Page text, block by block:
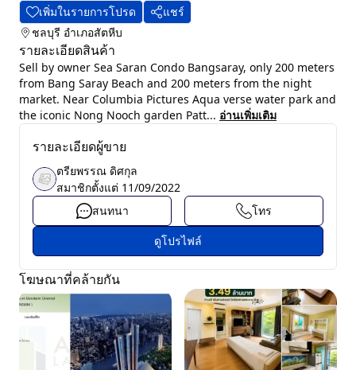
เพิ่มในรายการโปรด
แชร์
ชลบุรี อำเภอสัตหีบ
รายละเอียดสินค้า
Sell by owner Sea Saran Condo Bangsaray, only 200 meters
from Bang Saray Beach and 200 meters from the night
market. Near Columbia Pictures Aqua verse water park and
the iconic Nong Nooch garden Patt... อ่านเพิ่มเติม
รายละเอียดผู้ขาย
ตรียพรรณ ดิศกุล
สมาชิกตั้งแต่ 11/09/2022
สนทนา
โทร
ดูโปรไฟล์
โฆษณาที่คล้ายกัน